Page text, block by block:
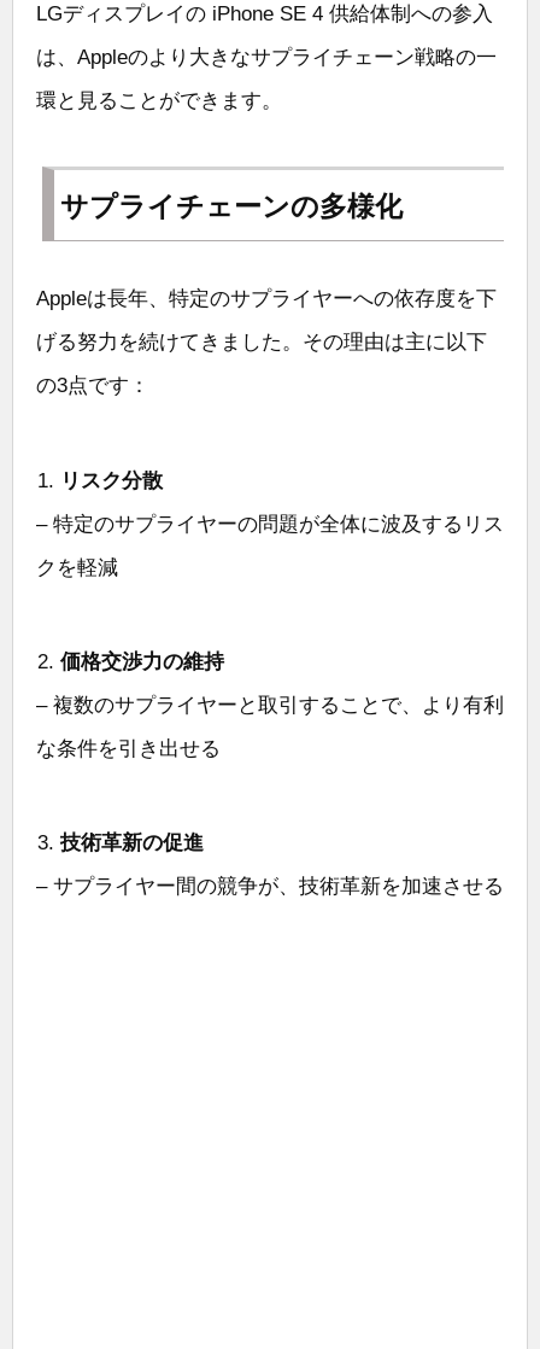
LGディスプレイの iPhone SE 4 供給体制への参入
は、Appleのより大きなサプライチェーン戦略の一
環と見ることができます。
サプライチェーンの多様化
Appleは長年、特定のサプライヤーへの依存度を下
げる努力を続けてきました。その理由は主に以下
の3点です：
リスク分散
– 特定のサプライヤーの問題が全体に波及するリス
クを軽減
価格交渉力の維持
– 複数のサプライヤーと取引することで、より有利
な条件を引き出せる
技術革新の促進
– サプライヤー間の競争が、技術革新を加速させる